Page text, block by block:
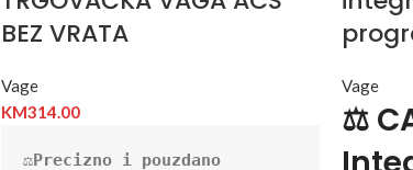
BEZ VRATA
Vage
KM314.00
⚖️Precizno i pouzdano
Vage
⚖️